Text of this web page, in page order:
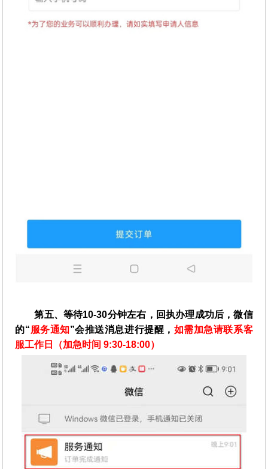
第五、等待10-30分钟左右，回执办理成功后，微信
的“服务通知”会推送消息进行提醒， 如需加急请联系客
服工作日（加急时间 9:30-18:00）